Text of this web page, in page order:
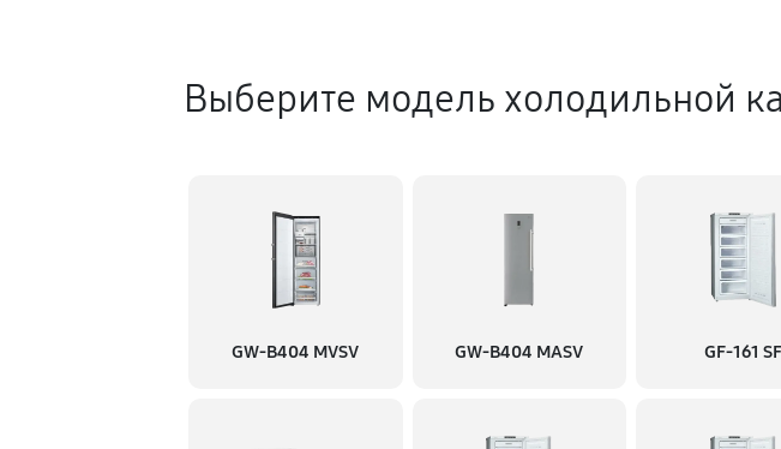
Замена нагревателя оттайки
Замена мотор-компрессора
Выберите модель холодильной
GW-B404 MVSV GW-B404 MASV GF-161 SF